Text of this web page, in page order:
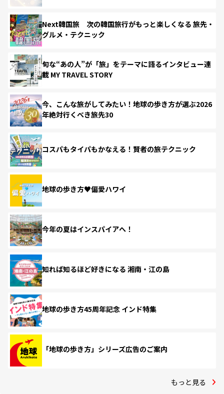
Next韓国旅 次の韓国旅行がもっと楽しくなる 旅先・
グルメ・テクニック
旬な“あの人”が「旅」をテーマに語るインタビュー連
載 MY TRAVEL STORY
今、こんな旅がしてみたい！地球の歩き方が選ぶ2026
年絶対行くべき旅先30
コスパもタイパもかなえる！賢者の旅テクニック
地球の歩き方♥偏愛ハワイ
今年の夏はインスパイアへ！
知れば知るほど好きになる 湘南・江の島
地球の歩き方45周年記念 インド特集
「地球の歩き方」シリーズ広告のご案内
もっと見る